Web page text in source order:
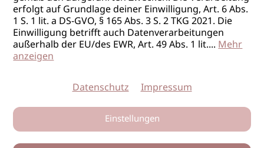
erfolgt auf Grundlage deiner Einwilligung, Art. 6 Abs.
1 S. 1 lit. a DS-GVO, § 165 Abs. 3 S. 2 TKG 2021. Die
Einwilligung betrifft auch Datenverarbeitungen
außerhalb der EU/des EWR, Art. 49 Abs. 1 lit....Mehr
anzeigen
Datenschutz Impressum
Einstellungen